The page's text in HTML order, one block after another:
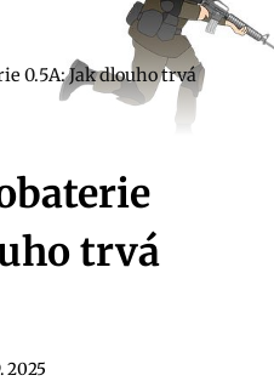
0.5A: Jak dlouho trvá
trvá
2025